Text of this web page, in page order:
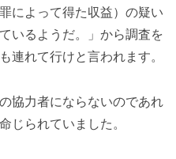
によって得た収益）の疑い
いるようだ。」から調査を
連れて行けと言われます。
協力者にならないのであれ
じられていました。